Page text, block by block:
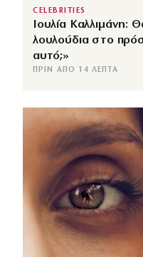
CELEBRITIES
Ιουλία Καλλιμάνη:
λουλούδια στο
αυτό;»
ΠΡΙΝ ΑΠΌ 14 ΛΕΠΤΆ